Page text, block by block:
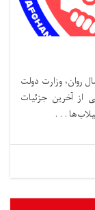
است امروز یک‌شنبه 26 حمل سال روان، وزارت دولت
از آخرین جزئیات
. . .